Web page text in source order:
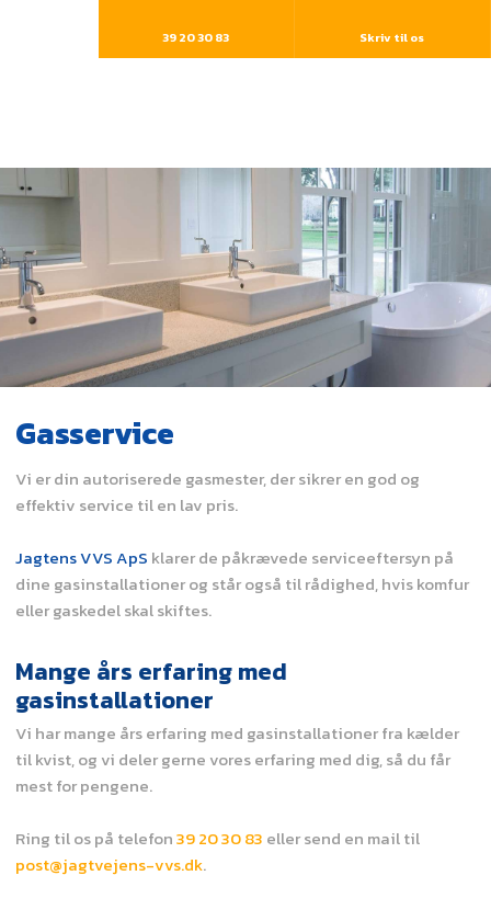
39 20 30 83​ Skriv til os
Gasservice
Vi er din autoriserede gasmester, der sikrer en god og
effektiv service til en lav pris.
Jagtens VVS ApS klarer de påkrævede serviceeftersyn på
dine gasinstallationer og står også til rådighed, hvis komfur
eller gaskedel skal skiftes.
Mange års erfaring med
gasinstallationer
Vi har mange års erfaring med gasinstallationer fra kælder
til kvist, og vi deler gerne vores erfaring med dig, så du får
mest for pengene.
Ring til os på telefon39 20 30 83 eller send en mail til
post@jagtvejens-vvs.dk.